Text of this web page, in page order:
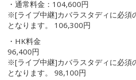
・通常料金：104,600円
※[ライブ中継]カバラスタディに必須
となります。 106,300円
・HK料金
96,400円
※[ライブ中継]カバラスタディに必須
となります。 98,100円